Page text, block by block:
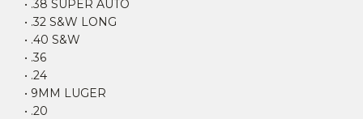
• .38 SUPER AUTO
• .32 S&W LONG
• .40 S&W
• .36
• .24
• 9MM LUGER
• .20